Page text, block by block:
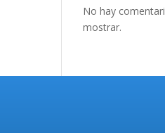
No hay
mostrar.